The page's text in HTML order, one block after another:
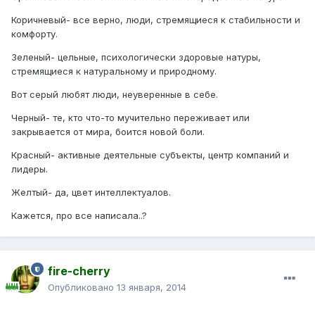
Коричневый- все верно, люди, стремящиеся к стабильности и
комфорту.
Зеленый- цельные, психологически здоровые натуры,
стремящиеся к натуральному и природному.
Вот серый любят люди, неуверенные в себе.
Черный- те, кто что-то мучительно переживает или
закрывается от мира, боится новой боли.
Красный- активные деятельные субъекты, центр компаний и
лидеры.
Желтый- да, цвет интеллектуалов.
Кажется, про все написала..?
fire-cherry
Опубликовано 13 января, 2014